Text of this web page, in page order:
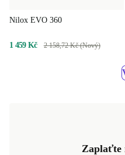
Nilox EVO 360
1 459 Kč 2 158,72 Kč (Nový)
Zaplaťte